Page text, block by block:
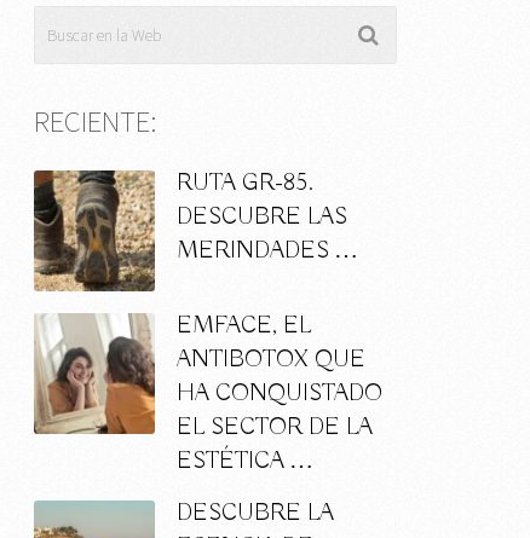
RECIENTE:
RUTA GR-85.
DESCUBRE LAS
MERINDADES …
EMFACE, EL
ANTIBOTOX QUE
HA CONQUISTADO
EL SECTOR DE LA
ESTÉTICA …
DESCUBRE LA